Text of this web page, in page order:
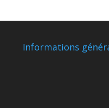
Informations